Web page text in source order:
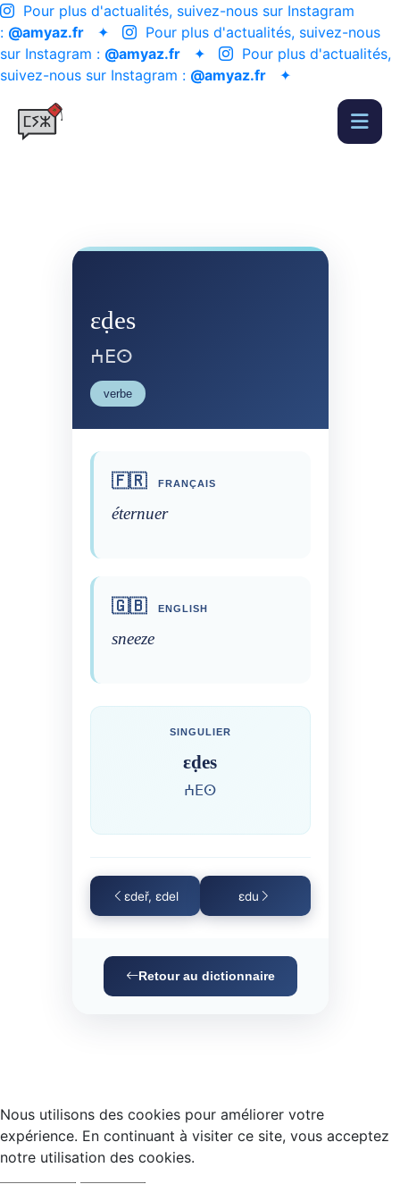
Pour plus d'actualités, suivez-nous sur Instagram
: @amyaz.fr ✦
Pour plus d'actualités, suivez-nous
sur Instagram : @amyaz.fr ✦
Pour plus d'actualités,
suivez-nous sur Instagram : @amyaz.fr ✦
ɛḍes
ⵄⴹⵙ
verbe
🇫🇷 FRANÇAIS
éternuer
🇬🇧 ENGLISH
sneeze
SINGULIER
ɛḍes
ⵄⴹⵙ
ɛdeř, ɛdel ɛdu
Retour au dictionnaire
Nous utilisons des cookies pour améliorer votre
expérience. En continuant à visiter ce site, vous acceptez
notre utilisation des cookies.